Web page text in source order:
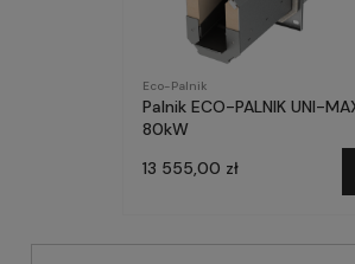
Eco-Palnik
Palnik ECO-PALNIK UNI-
80kW
13 555,00 zł